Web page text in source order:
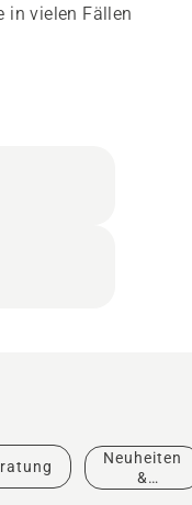
in vielen Fällen
Neuheiten
&